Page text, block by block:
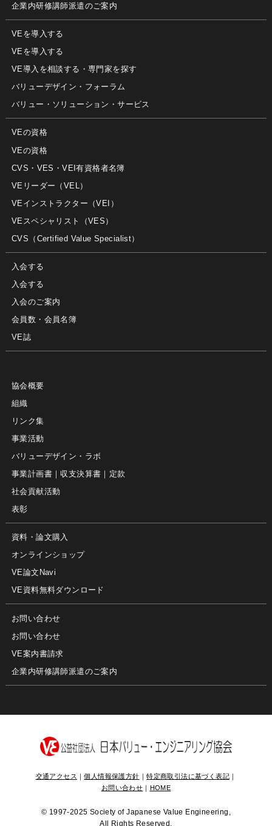
企業内研修講師派遣のご案内
VEを導入する
VEを導入する
VE導入を相談する・専門家を探す
バリューデザイン・フォーラム
バリュー・ソリューション・サービス
VEの資格
VEの資格
CVS・VES・VEI有資格者名簿
VEリーダー（VEL）
VEインストラクター（VEI）
VEスペシャリスト（VES）
CVS（Certified Value Specialist）
入会する
入会する
入会のご案内
会員数・会員名簿
VE誌
協会概要
組織
リンク集
事業活動
バリューデザイン・ラボ
事業計画書｜収支決算書｜定款
社会貢献活動
表彰
資料・論文購入
オンラインショップ
VE論文Navi
VE資料無料ダウンロード
お問い合わせ
お問い合わせ
VE案内書請求
企業内研修講師派遣のご案内
交通アクセス ｜個人情報保護方針 ｜特定商取引法に基づく表記｜
お問い合わせ ｜ HOME
© 1997-2025 Society of Japanese Value Engineering,
All Rights Reserved.